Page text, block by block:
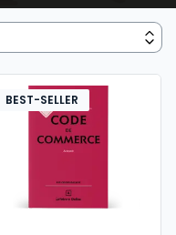
situe au carrefour du
du droit
une vision
du monde
le droit des affaires
permet de saisir les
juridiques.
il s’agit d’un outil
efficacité et
ouvrages Lefebvre
BEST-SELLER